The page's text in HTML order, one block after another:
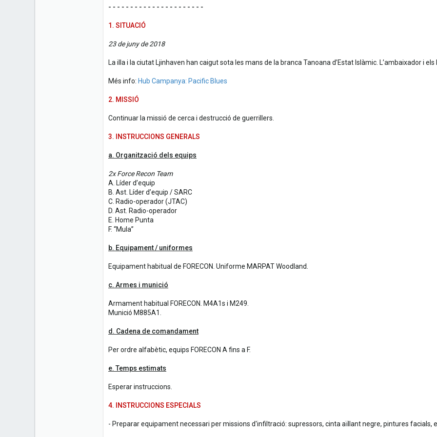
- - - - - - - - - - - - - - - - - - - - - -
1. SITUACIÓ
23 de juny de 2018
La illa i la ciutat Ljinhaven han caigut sota les mans de la branca Tanoana d’Estat Islàmic. L’ambaixador i
Més info: Hub Campanya: Pacific Blues
2. MISSIÓ
Continuar la missió de cerca i destrucció de guerrillers.
3. INSTRUCCIONS GENERALS
a. Organització dels equips
2x Force Recon Team
A. Líder d’equip
B. Ast. Líder d’equip / SARC
C. Radio-operador (JTAC)
D. Ast. Radio-operador
E. Home Punta
F. “Mula”
b. Equipament / uniformes
Equipament habitual de FORECON. Uniforme MARPAT Woodland.
c. Armes i munició
Armament habitual FORECON. M4A1s i M249.
Munició M885A1.
d. Cadena de comandament
Per ordre alfabètic, equips FORECON A fins a F.
e. Temps estimats
Esperar instruccions.
4. INSTRUCCIONS ESPECIALS
- Preparar equipament necessari per missions d'infiltració: supressors, cinta aïllant negre, pintures facials,